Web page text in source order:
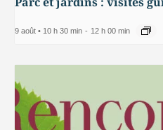
9 août • 10 h 30 min - 12 h 00 min